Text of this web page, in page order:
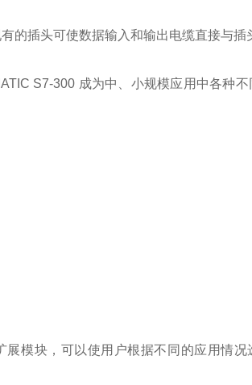
的插头可使数据输入和输出电缆直接与插
S7-300 成为中、小规模应用中各种不
模块，可以使用户根据不同的应用情况